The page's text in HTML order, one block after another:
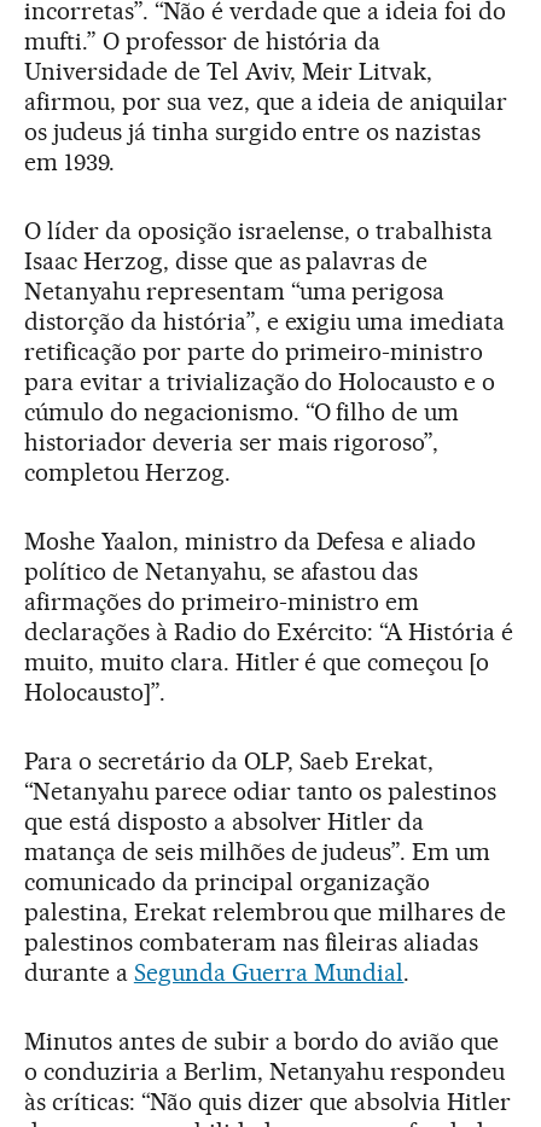
incorretas”. “Não é verdade que a ideia foi do
mufti.” O professor de história da
Universidade de Tel Aviv, Meir Litvak,
afirmou, por sua vez, que a ideia de aniquilar
os judeus já tinha surgido entre os nazistas
em 1939.
O líder da oposição israelense, o trabalhista
Isaac Herzog, disse que as palavras de
Netanyahu representam “uma perigosa
distorção da história”, e exigiu uma imediata
retificação por parte do primeiro-ministro
para evitar a trivialização do Holocausto e o
cúmulo do negacionismo. “O filho de um
historiador deveria ser mais rigoroso”,
completou Herzog.
Moshe Yaalon, ministro da Defesa e aliado
político de Netanyahu, se afastou das
afirmações do primeiro-ministro em
declarações à Radio do Exército: “A História é
muito, muito clara. Hitler é que começou [o
Holocausto]”.
Para o secretário da OLP, Saeb Erekat,
“Netanyahu parece odiar tanto os palestinos
que está disposto a absolver Hitler da
matança de seis milhões de judeus”. Em um
comunicado da principal organização
palestina, Erekat relembrou que milhares de
palestinos combateram nas fileiras aliadas
durante a Segunda Guerra Mundial.
Minutos antes de subir a bordo do avião que
o conduziria a Berlim, Netanyahu respondeu
às críticas: “Não quis dizer que absolvia Hitler